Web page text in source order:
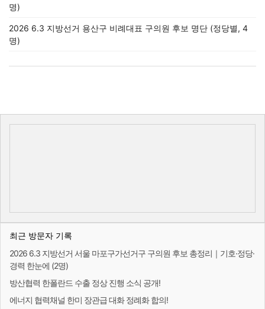
명)
2026 6.3 지방선거 용산구 비례대표 구의원 후보 명단 (정당별, 4
명)
최근 방문자 기록
2026 6.3 지방선거 서울 마포구가선거구 구의원 후보 총정리｜기호·정당·
경력 한눈에 (2명)
방산협력 한폴란드 수출 정상 진행 소식 공개!
에너지 협력채널 한미 장관급 대화 정례화 합의!